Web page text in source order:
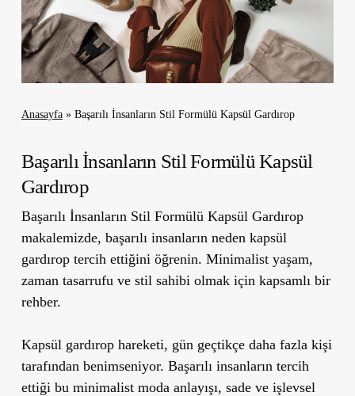
Anasayfa» Başarılı İnsanların Stil Formülü Kapsül Gardırop
Başarılı İnsanların Stil Formülü Kapsül
Gardırop
Başarılı İnsanların Stil Formülü Kapsül Gardırop
makalemizde, başarılı insanların neden kapsül
gardırop tercih ettiğini öğrenin. Minimalist yaşam,
zaman tasarrufu ve stil sahibi olmak için kapsamlı bir
rehber.
Kapsül gardırop hareketi, gün geçtikçe daha fazla kişi
tarafından benimseniyor. Başarılı insanların tercih
ettiği bu minimalist moda anlayışı, sade ve işlevsel